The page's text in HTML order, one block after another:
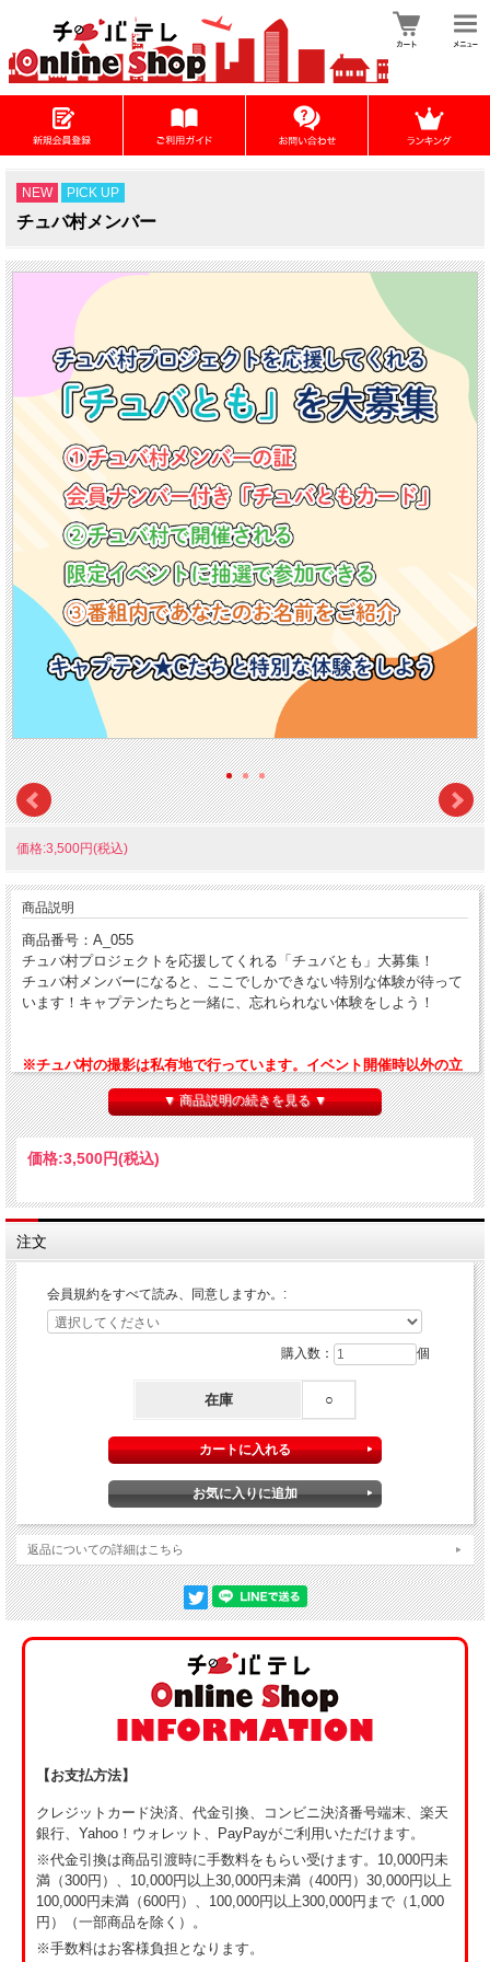
NEW PICK UP
チュバ村メンバー
価格:3,500円(税込)
商品説明
商品番号：A_055
チュバ村プロジェクトを応援してくれる「チュバとも」大募集！
チュバ村メンバーになると、ここでしかできない特別な体験が待って
います！キャプテンたちと一緒に、忘れられない体験をしよう！
※チュバ村の撮影は私有地で行っています。イベント開催時以外の立
ち入りはご遠慮ください。
※3000円以上送料無料の対象外商品です。
※ご入会前に、下記の会員規約をご確認のうえお申し込みください。
■チュバ村 会員規約
提供する体験型プログラムです。
ご参加にあたり、以下の内容をご確認のうえ、ご同意いただきますよ
うお願いいたします。
第1条（会員について）
・チュバ村会員（以下「会員」）とは、本規約に同意のうえ登録され
た方を指します。
・会員資格は本人およびそのご家族に限り有効とし、第三者への譲
・会員登録いただいた方には、チュバ村会員カードを発行いたしま
・会員限定のチュバ村イベントや各種情報のご案内を行います。
・会員ご本人のほか、イベント参加時には1名につき2名まで同伴が可
能です。
※同伴者についても本規約に同意のうえご参加いただきます。
※イベント内容により同伴人数を制限させていただく場合がござい
ます。
く場合がございます。
※掲載の可否および表記名は、事前に確認のうえご本人のご希望を
第3条（サービス内容）
・イベント内容や実施時期は、予告なく変更となる場合があります。
第4条（参加について）
・未成年の方は、保護者同伴での参加をお願いいたします。
・体調不良時の参加はご遠慮ください。
・持病やアレルギー等をお持ちの方は、事前にご自身の責任において
ご判断のうえご参加ください。
・安全確保の観点から、主催者の判断により参加をお断りする場合が
あります。
▼ 商品説明の続きを見る ▼
価格:3,500円(税込)
注文
会員規約をすべて読み、同意しますか。:
購入数： 個
在庫 ○
返品についての詳細はこちら
【お支払方法】
クレジットカード決済、代金引換、コンビニ決済番号端末、楽天
銀行、Yahoo！ウォレット、PayPayがご利用いただけます。
※代金引換は商品引渡時に手数料をもらい受けます。10,000円未
満（300円）、10,000円以上30,000円未満（400円）30,000円以上
100,000円未満（600円）、100,000円以上300,000円まで（1,000
円）（一部商品を除く）。
※手数料はお客様負担となります。